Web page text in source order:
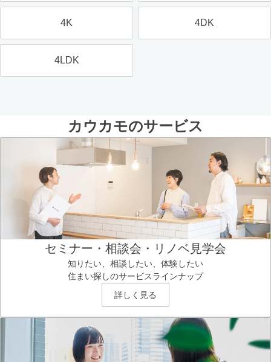
4K 4DK
4LDK
カウカモのサービス
セミナー・相談会・リノベ見学会
知りたい、相談したい、体験したい
住まい探しのサービスラインナップ
詳しく見る